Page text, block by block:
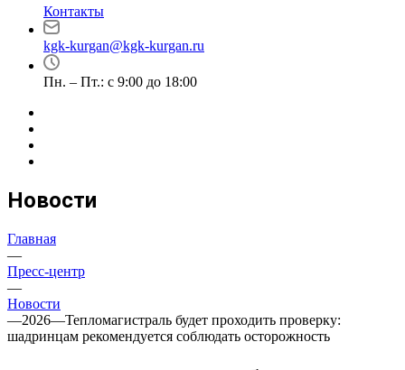
Контакты
kgk-kurgan@kgk-kurgan.ru
Пн. – Пт.: с 9:00 до 18:00
Новости
Главная
—
Пресс-центр
—
Новости
—2026—Тепломагистраль будет проходить проверку:
шадринцам рекомендуется соблюдать осторожность